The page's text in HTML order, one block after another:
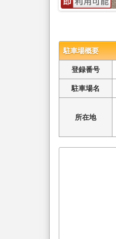
駐車場概要
登録番号
駐車場名
所在地